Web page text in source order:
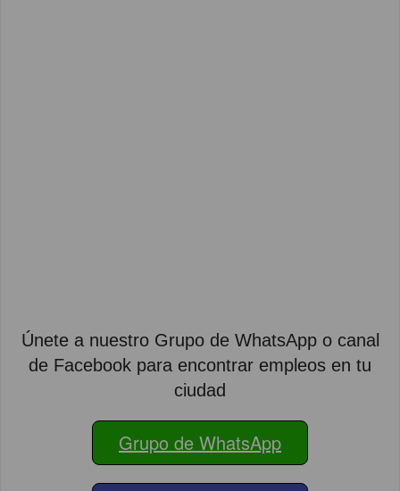
Únete a nuestro Grupo de WhatsApp o canal
de Facebook para encontrar empleos en tu
ciudad
Grupo de WhatsApp